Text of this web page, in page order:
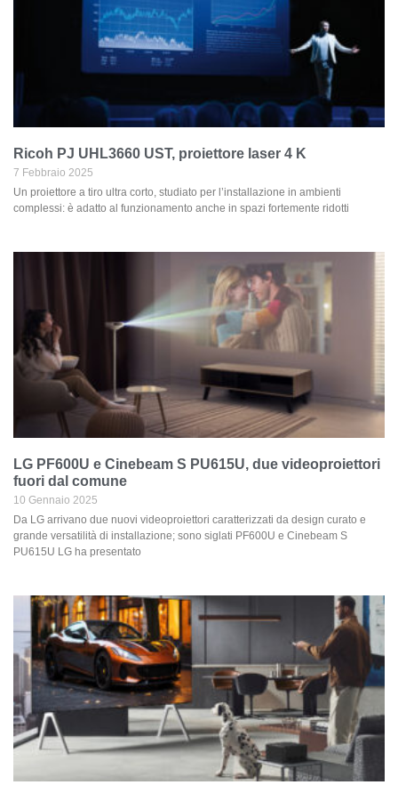
Ricoh PJ UHL3660 UST, proiettore laser 4 K
7 Febbraio 2025
Un proiettore a tiro ultra corto, studiato per l’installazione in ambienti
complessi: è adatto al funzionamento anche in spazi fortemente ridotti
LG PF600U e Cinebeam S PU615U, due videoproiettori
fuori dal comune
10 Gennaio 2025
Da LG arrivano due nuovi videoproiettori caratterizzati da design curato e
grande versatilità di installazione; sono siglati PF600U e Cinebeam S
PU615U LG ha presentato